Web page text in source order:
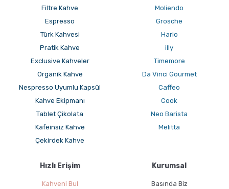
Filtre Kahve
Espresso
Türk Kahvesi
Pratik Kahve
Exclusive Kahveler
Organik Kahve
Nespresso Uyumlu Kapsül
Kahve Ekipmanı
Tablet Çikolata
Kafeinsiz Kahve
Çekirdek Kahve
Moliendo
Grosche
Hario
illy
Timemore
Da Vinci Gourmet
Caffeo
Cook
Neo Barista
Melitta
Hızlı Erişim
Kahveni Bul
Kurumsal
Basında Biz